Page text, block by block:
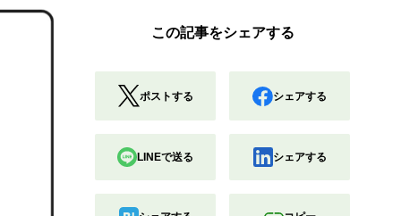
この記事をシェアする
ポストする シェアする
LINEで送る シェアする